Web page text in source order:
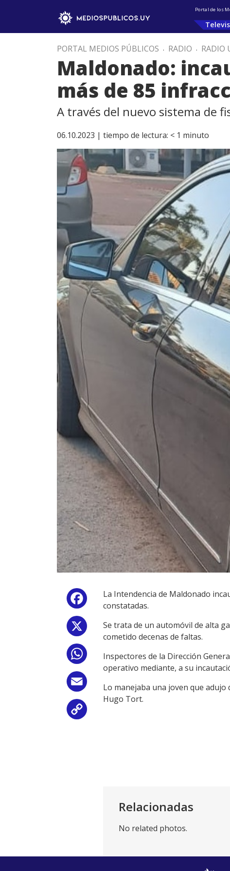
Portal de los
PORTAL MEDIOS PÚBLICOS . RADIO . RADIO
Maldonado:
más de 85
A través del nuevo sistema de
06.10.2023 | tiempo de lectura: < 1 minuto
Facebook
WhatsApp
Email
La Intendencia de Maldonado
constatadas.
Se trata de un automóvil de alta
cometido decenas de faltas.
Inspectores de la Dirección
operativo mediante, a su
Lo manejaba una joven que
Hugo Tort.
Relacionadas
No related photos.